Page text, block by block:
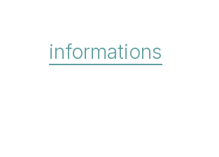
informations